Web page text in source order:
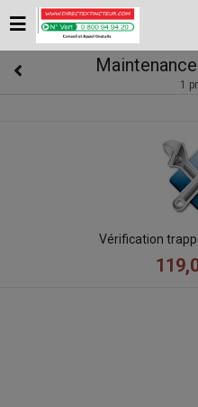
1
Vérification